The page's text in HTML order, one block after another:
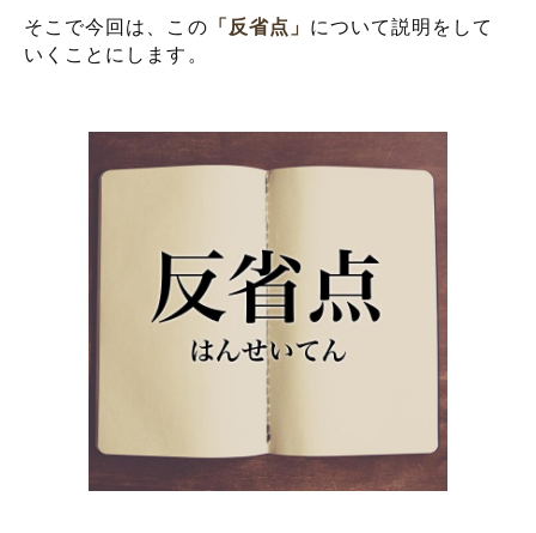
そこで今回は、この 「反省点」 について説明をして
いくことにします。